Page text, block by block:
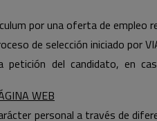
por una oferta de empleo
de selección iniciado por
petición del candidato, en
WEB
personal a través de